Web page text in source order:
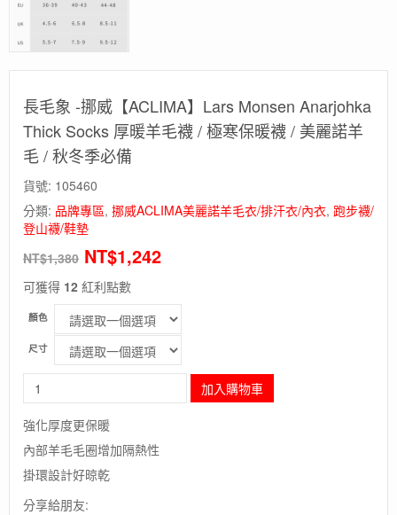
長毛象 -挪威【ACLIMA】Lars Monsen Anarjohka
Thick Socks 厚暖羊毛襪 / 極寒保暖襪 / 美麗諾羊
毛 / 秋冬季必備
貨號: 105460
分類: 品牌專區, 挪威ACLIMA美麗諾羊毛衣/排汗衣/內衣, 跑步襪/
登山襪/鞋墊
NT$1,380 NT$1,242
可獲得 12 紅利點數
顏色
尺寸
毛
象
-
挪
威
【ACLIMA】
Lars
加入購物車
強化厚度更保暖
內部羊毛毛圈增加隔熱性
掛環設計好晾乾
分享給朋友: